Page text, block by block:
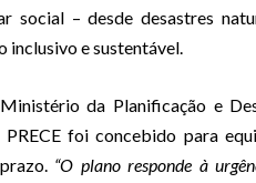
social – desde desastres
inclusivo e sustentável.
da Planificação e
PRECE foi concebido para
“O plano responde à